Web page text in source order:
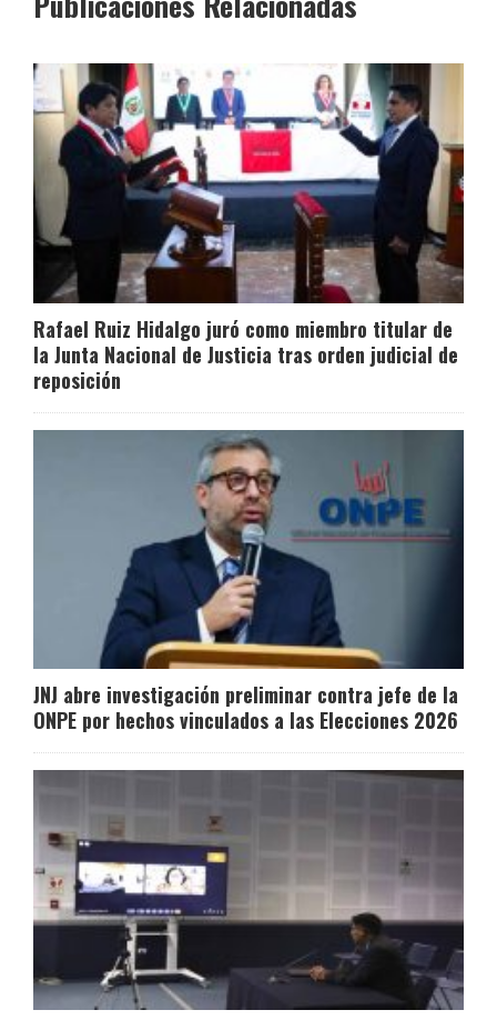
Rafael Ruiz Hidalgo juró como miembro titular de
la Junta Nacional de Justicia tras orden judicial de
reposición
JNJ abre investigación preliminar contra jefe de la
ONPE por hechos vinculados a las Elecciones 2026